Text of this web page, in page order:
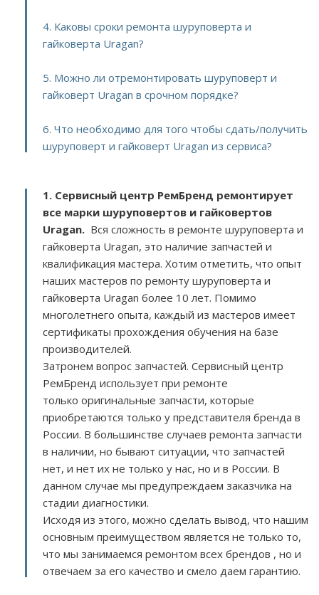
4. Каковы сроки ремонта шуруповерта и
гайковерта Uragan?
5. Можно ли отремонтировать шуруповерт и
гайковерт Uragan в срочном порядке?
6. Что необходимо для того чтобы сдать/получить
шуруповерт и гайковерт Uragan из сервиса?
1. Сервисный центр РемБренд ремонтирует
все марки шуруповертов и гайковертов
Uragan. Вся сложность в ремонте шуруповерта и
гайковерта Uragan, это наличие запчастей и
квалификация мастера. Хотим отметить, что опыт
наших мастеров по ремонту шуруповерта и
гайковерта Uragan более 10 лет. Помимо
многолетнего опыта, каждый из мастеров имеет
сертификаты прохождения обучения на базе
производителей.
Затронем вопрос запчастей. Сервисный центр
РемБренд использует при ремонте
только оригинальные запчасти, которые
приобретаются только у представителя бренда в
России. В большинстве случаев ремонта запчасти
в наличии, но бывают ситуации, что запчастей
нет, и нет их не только у нас, но и в России. В
данном случае мы предупреждаем заказчика на
стадии диагностики.
Исходя из этого, можно сделать вывод, что нашим
основным преимуществом является не только то,
что мы занимаемся ремонтом всех брендов , но и
отвечаем за его качество и смело даем гарантию.